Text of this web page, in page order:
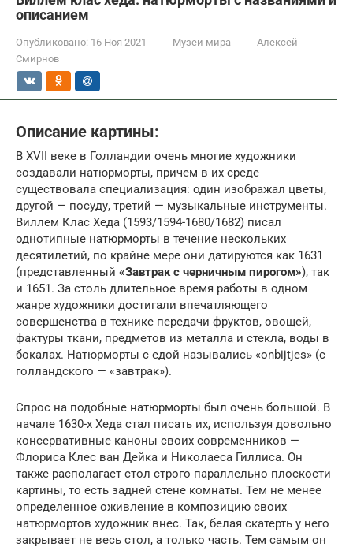
описанием
Опубликовано: 16 Ноя 2021 Музеи мира
Алексей
Смирнов
Описание картины:
В XVII веке в Голландии очень многие художники
создавали натюрморты, причем в их среде
существовала специализация: один изображал цветы,
другой — посуду, третий — музыкальные инструменты.
Виллем Клас Хеда (1593/1594-1680/1682) писал
однотипные натюрморты в течение нескольких
десятилетий, по крайне мере они датируются как 1631
(представленный «Завтрак с черничным пирогом»), так
и 1651. За столь длительное время работы в одном
жанре художники достигали впечатляющего
совершенства в технике передачи фруктов, овощей,
фактуры ткани, предметов из металла и стекла, воды в
бокалах. Натюрморты с едой назывались «onbijtjes» (с
голландского — «завтрак»).
Спрос на подобные натюрморты был очень большой. В
начале 1630-х Хеда стал писать их, используя довольно
консервативные каноны своих современников —
Флориса Клес ван Дейка и Николаеса Гиллиса. Он
также располагает стол строго параллельно плоскости
картины, то есть задней стене комнаты. Тем не менее
определенное оживление в композицию своих
натюрмортов художник внес. Так, белая скатерть у него
закрывает не весь стол, а только часть. Тем самым он